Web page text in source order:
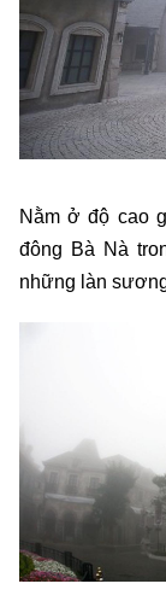
Nằm ở độ cao
đông Bà Nà
những làn